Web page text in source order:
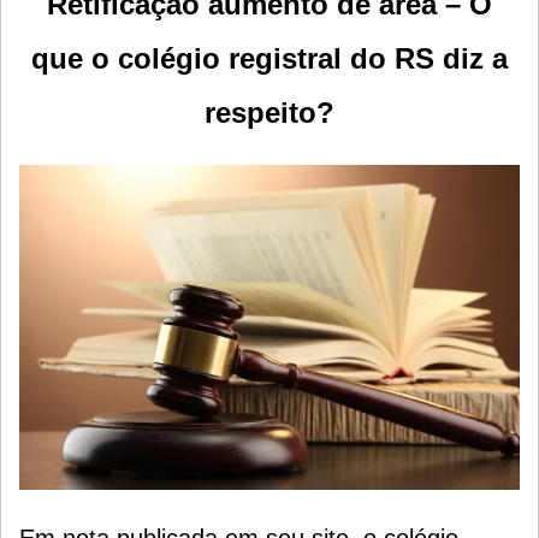
que o colégio registral do RS diz a
respeito?